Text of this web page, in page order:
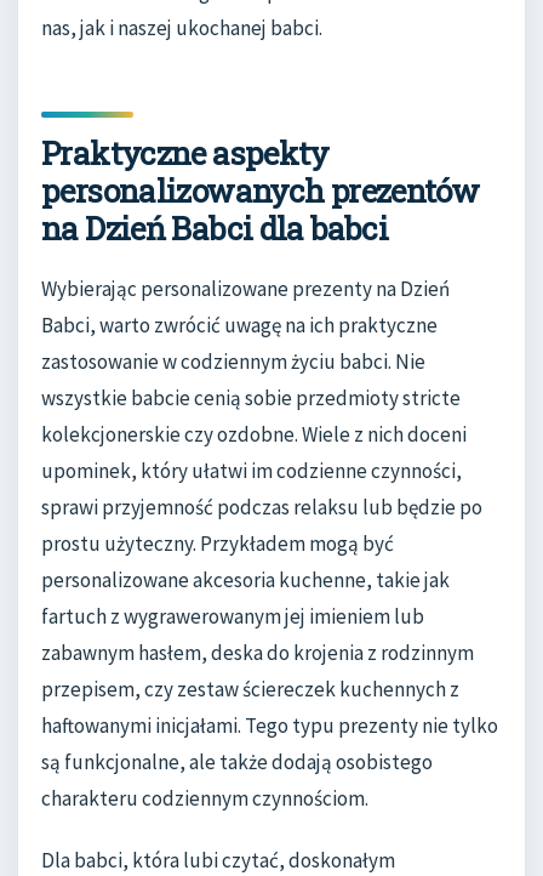
nas, jak i naszej ukochanej babci.
Praktyczne aspekty
personalizowanych prezentów
na Dzień Babci dla babci
Wybierając personalizowane prezenty na Dzień
Babci, warto zwrócić uwagę na ich praktyczne
zastosowanie w codziennym życiu babci. Nie
wszystkie babcie cenią sobie przedmioty stricte
kolekcjonerskie czy ozdobne. Wiele z nich doceni
upominek, który ułatwi im codzienne czynności,
sprawi przyjemność podczas relaksu lub będzie po
prostu użyteczny. Przykładem mogą być
personalizowane akcesoria kuchenne, takie jak
fartuch z wygrawerowanym jej imieniem lub
zabawnym hasłem, deska do krojenia z rodzinnym
przepisem, czy zestaw ściereczek kuchennych z
haftowanymi inicjałami. Tego typu prezenty nie tylko
są funkcjonalne, ale także dodają osobistego
charakteru codziennym czynnościom.
Dla babci, która lubi czytać, doskonałym